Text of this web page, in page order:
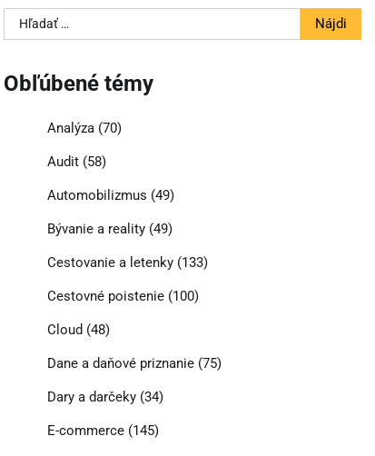
Hľadať:
Obľúbené témy
Analýza(70)
Audit(58)
Automobilizmus (49)
Bývanie a reality(49)
Cestovanie a letenky(133)
Cestovné poistenie(100)
Cloud (48)
Dane a daňové priznanie(75)
Dary a darčeky(34)
E-commerce(145)